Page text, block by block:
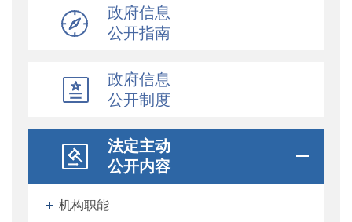
政府信息
公开指南
政府信息
公开制度
法定主动
公开内容
机构职能